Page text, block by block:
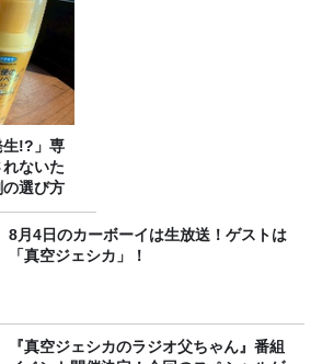
生!?」専
ないた
選び方
8月4日のカーボーイは生放送！ゲストは
「真空ジェシカ」！
『真空ジェシカのラジオ父ちゃん』番組